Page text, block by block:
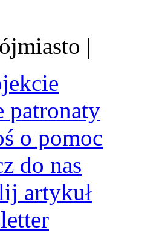
|
patronaty
o pomoc
do nas
artykuł